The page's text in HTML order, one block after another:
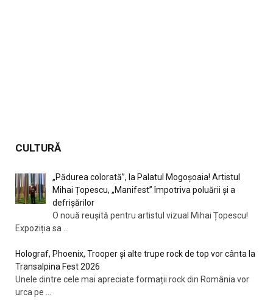
CULTURĂ
„Pădurea colorată”, la Palatul Mogoșoaia! Artistul
Mihai Țopescu, „Manifest” împotriva poluării şi a
defrişărilor
O nouă reușită pentru artistul vizual Mihai Țopescu!
Expoziția sa
Holograf, Phoenix, Trooper și alte trupe rock de top vor cânta la
Transalpina Fest 2026
Unele dintre cele mai apreciate formații rock din România vor
urca pe